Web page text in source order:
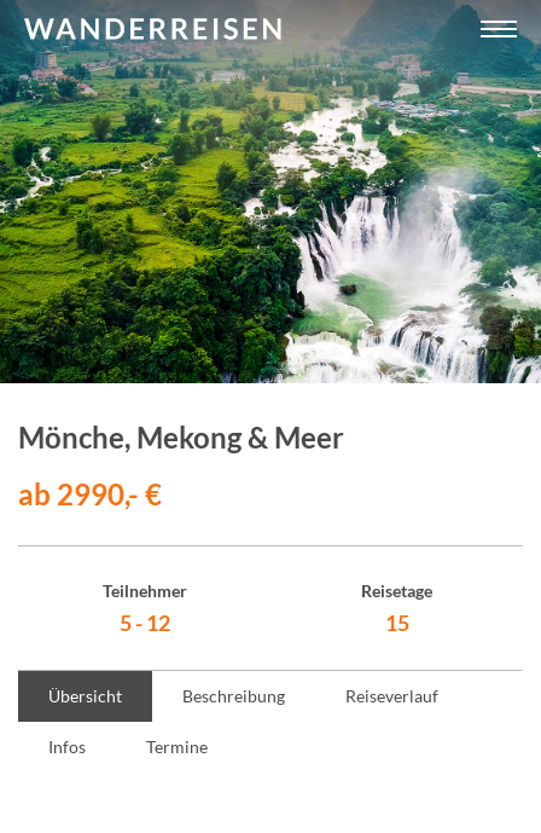
Mönche, Mekong & Meer
ab 2990,- €
Teilnehmer
5 - 12
Reisetage
15
Übersicht Beschreibung Reiseverlauf
Infos Termine